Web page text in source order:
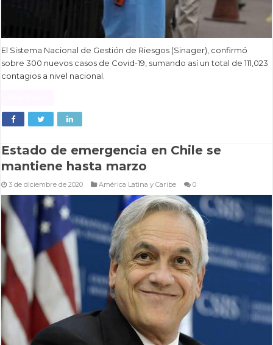
El Sistema Nacional de Gestión de Riesgos (Sinager), confirmó
sobre 300 nuevos casos de Covid-19, sumando así un total de 111,023
contagios a nivel nacional.
Estado de emergencia en Chile se
mantiene hasta marzo
3 de diciembre de 2020 América Latina y Caribe 0